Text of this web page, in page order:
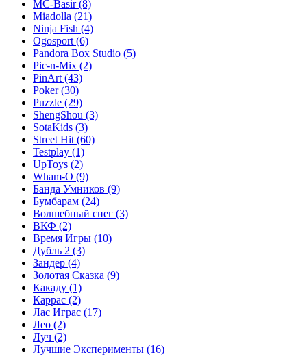
MC-Basir(8)
Miadolla (21)
Ninja Fish (4)
Ogosport (6)
Pandora Box Studio (5)
Pic-n-Mix (2)
PinArt (43)
Poker(30)
Puzzle (29)
ShengShou (3)
SotaKids (3)
Street Hit (60)
Testplay (1)
UpToys (2)
Wham-O (9)
Банда Умников (9)
Бумбарам (24)
Волшебный снег (3)
ВКФ (2)
Время Игры (10)
Дубль 2 (3)
Зандер (4)
Золотая Сказка (9)
Какаду (1)
Каррас (2)
Лас Играс (17)
Лео (2)
Луч (2)
Лучшие Эксперименты (16)